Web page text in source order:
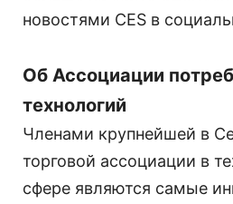
новостями CES в
Об Ассоциации
технологий
Членами крупнейшей в
торговой ассоциации в
сфере являются самые